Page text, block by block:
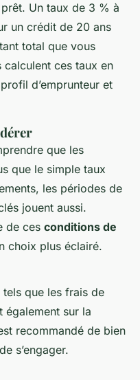
Un taux de 3 % à
un crédit de 20 ans
total que vous
calculent ces taux en
d’emprunteur et
que les
que le simple taux
les périodes de
jouent aussi.
de ces conditions de
choix plus éclairé.
tels que les frais de
également sur la
recommandé de bien
s’engager.